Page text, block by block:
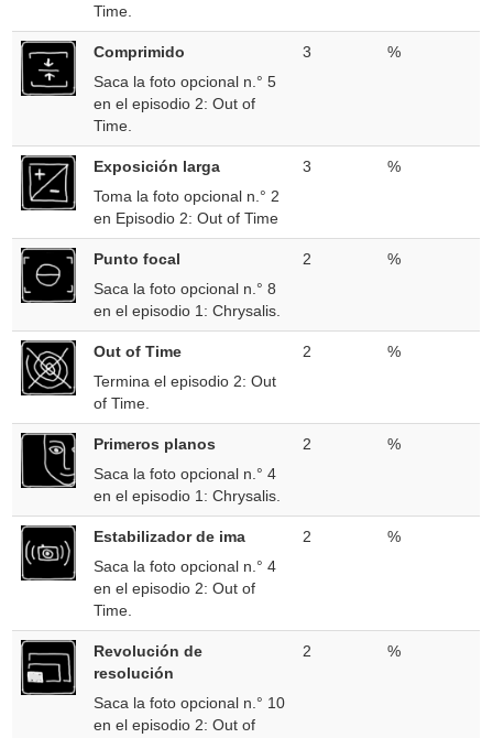
Time.
Comprimido
Saca la foto opcional n.° 5
en el episodio 2: Out of
Time.
3 %
Exposición larga
Toma la foto opcional n.° 2
en Episodio 2: Out of Time
3 %
Punto focal
Saca la foto opcional n.° 8
en el episodio 1: Chrysalis.
2 %
Out of Time
Termina el episodio 2: Out
of Time.
2 %
Primeros planos
Saca la foto opcional n.° 4
en el episodio 1: Chrysalis.
2 %
Estabilizador de ima
Saca la foto opcional n.° 4
en el episodio 2: Out of
Time.
2 %
Revolución de
resolución
Saca la foto opcional n.° 10
en el episodio 2: Out of
2 %